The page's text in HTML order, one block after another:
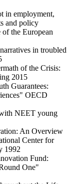
in employment,
and policy
the European
in troubled
of the Crisis:
2015
Guarantees:
OECD
NEET young
An Overview
Center for
1992
Fund:
One"